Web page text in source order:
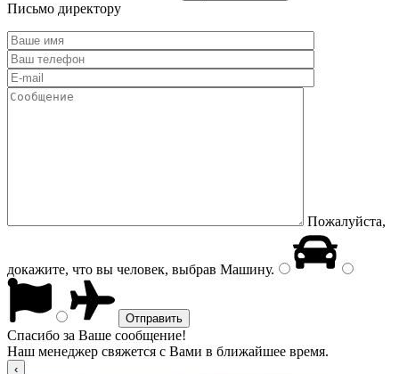
Письмо директору
Пожалуйста,
докажите, что вы человек, выбрав Машину.
Спасибо за Ваше сообщение!
Наш менеджер свяжется с Вами в ближайшее время.